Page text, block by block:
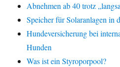
Abnehmen ab 40 trotz
Speicher für Solaranlagen in
Hundeversicherung bei
Hunden
Was ist ein Styroporpool?